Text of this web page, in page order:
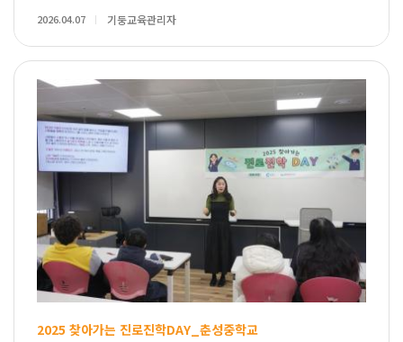
2026.04.07 기둥교육관리자
2025 찾아가는 진로진학DAY_춘성중학교